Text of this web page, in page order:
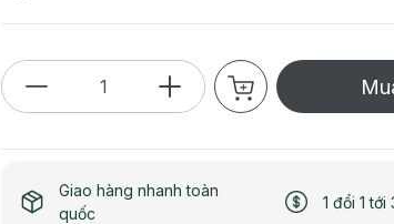
Giao hàng nhanh toàn
quốc
1 đổi 1